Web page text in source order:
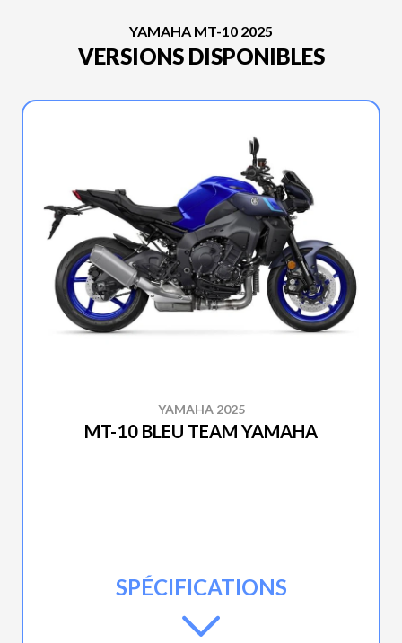
YAMAHA MT-10 2025
VERSIONS DISPONIBLES
YAMAHA 2025
MT-10 BLEU TEAM YAMAHA
SPÉCIFICATIONS